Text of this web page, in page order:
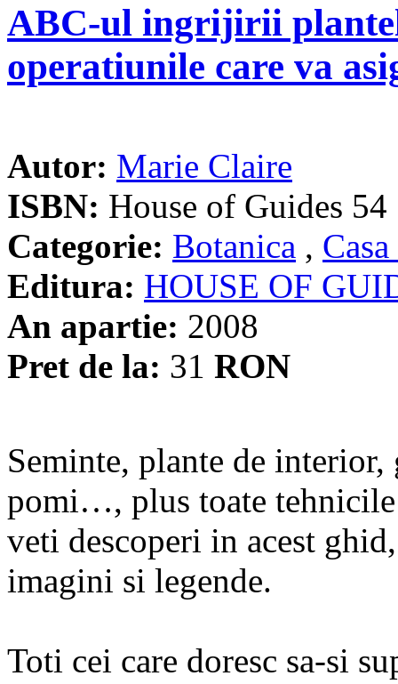
ABC-ul ingrijirii
operatiunile care va
Autor: Marie Claire
ISBN: House of Guides 54
Categorie: Botanica ,
Editura: HOUSE OF
An apartie: 2008
Pret de la: 31 RON
Seminte, plante de
pomi…, plus toate
veti descoperi in acest
imagini si legende.
Toti cei care doresc sa-si